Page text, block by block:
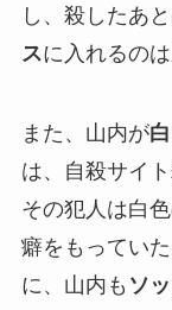
し、殺したあ
スに入れるの
また、山内が
は、自殺サイ
その犯人は白
癖をもってい
に、山内も ソ